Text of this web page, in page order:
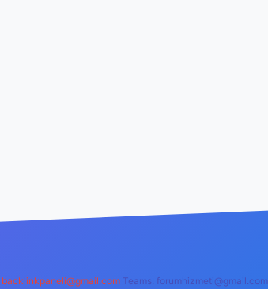
backlinkpaneli@gmail.com Teams: forumhizmeti@gmail.com